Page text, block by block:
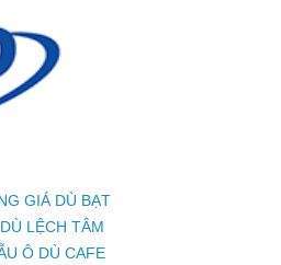
GIÁ DÙ BẠT
LỆCH TÂM
Ô DÙ CAFE